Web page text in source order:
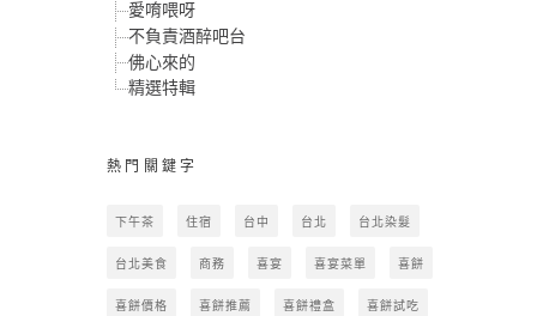
愛唷喂呀
不負責酒醉吧台
佛心來的
精選特輯
熱門關鍵字
下午茶 住宿 台中 台北 台北染髮
台北美食 商務 喜宴 喜宴菜單 喜餅
喜餅價格 喜餅推薦 喜餅禮盒 喜餅試吃